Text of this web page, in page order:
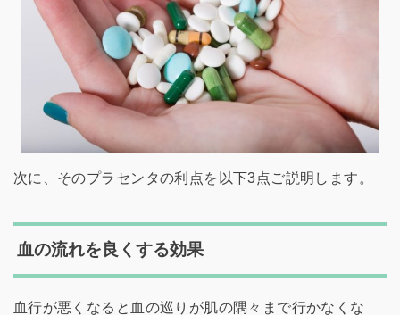
次に、そのプラセンタの利点を以下3点ご説明します。
血の流れを良くする効果
血行が悪くなると血の巡りが肌の隅々まで行かなくな